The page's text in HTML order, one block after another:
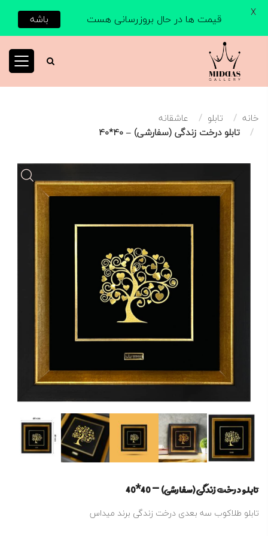
خانه تابلو
عاشقانه
تابلو درخت زندگی (سفارشی) – 40*40
تابلو درخت زندگی (سفارشی) – 40*40
تابلو طلاکوب سه بعدی درخت زندگی برند میداس
قیمت ها در حال بروزرسانی هست باشه X